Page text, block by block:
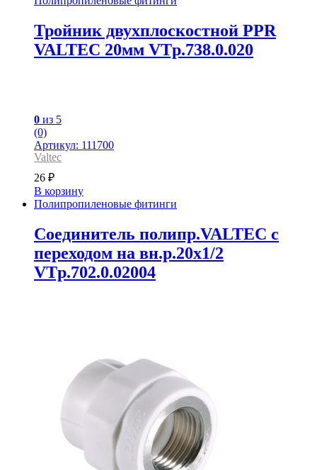
Тройник двухплоскостной PPR
VALTEC 20мм VTp.738.0.020
0 из 5
(0)
Артикул: 111700
Valtec
26 ₽
В корзину
Полипропиленовые фитинги
Соединитель полипр.VALTEC с
переходом на вн.р.20х1/2
VTp.702.0.02004